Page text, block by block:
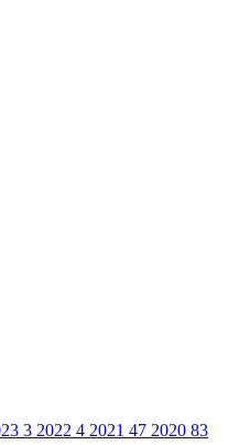
3 2022 4 2021 47 2020 83